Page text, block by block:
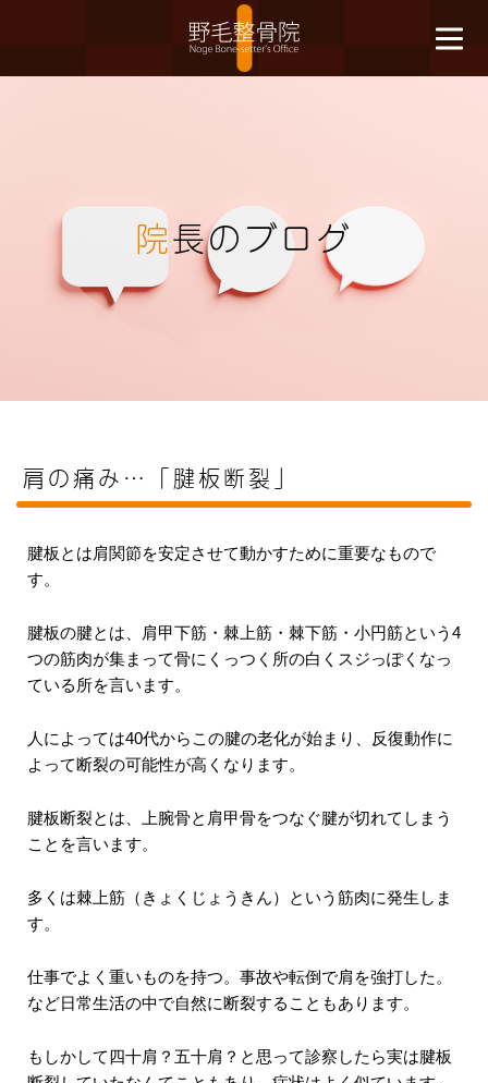
院長のブログ
肩の痛み…「腱板断裂」
腱板とは肩関節を安定させて動かすために重要なもので
す。
腱板の腱とは、肩甲下筋・棘上筋・棘下筋・小円筋という4
つの筋肉が集まって骨にくっつく所の白くスジっぽくなっ
ている所を言います。
人によっては40代からこの腱の老化が始まり、反復動作に
よって断裂の可能性が高くなります。
腱板断裂とは、上腕骨と肩甲骨をつなぐ腱が切れてしまう
ことを言います。
多くは棘上筋（きょくじょうきん）という筋肉に発生しま
す。
仕事でよく重いものを持つ。事故や転倒で肩を強打した。
など日常生活の中で自然に断裂することもあります。
もしかして四十肩？五十肩？と思って診察したら実は腱板